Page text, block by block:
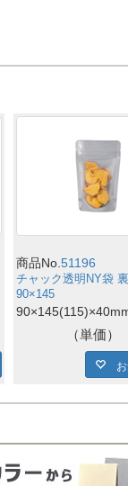
商品No.51196
チャック透明NY袋
90×145
単価
お